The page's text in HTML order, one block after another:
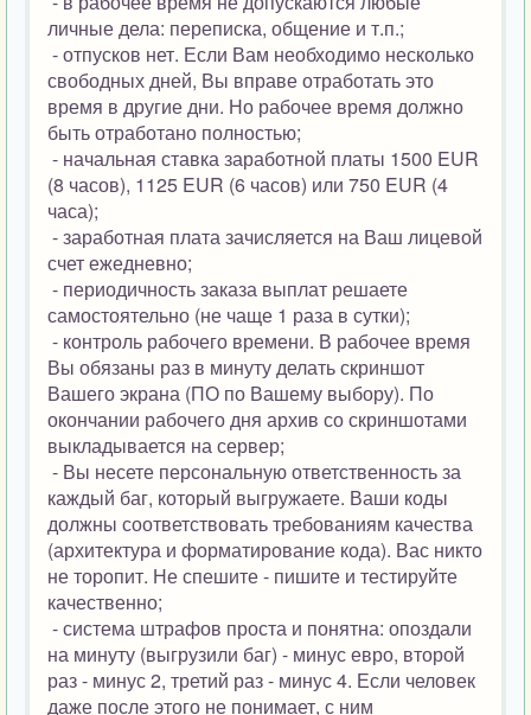
личные дела: переписка, общение и т.п.;
- отпусков нет. Если Вам необходимо несколько
свободных дней, Вы вправе отработать это
время в другие дни. Но рабочее время должно
быть отработано полностью;
- начальная ставка заработной платы 1500 EUR
(8 часов), 1125 EUR (6 часов) или 750 EUR (4
часа);
- заработная плата зачисляется на Ваш лицевой
счет ежедневно;
- периодичность заказа выплат решаете
самостоятельно (не чаще 1 раза в сутки);
- контроль рабочего времени. В рабочее время
Вы обязаны раз в минуту делать скриншот
Вашего экрана (ПО по Вашему выбору). По
окончании рабочего дня архив со скриншотами
выкладывается на сервер;
- Вы несете персональную ответственность за
каждый баг, который выгружаете. Ваши коды
должны соответствовать требованиям качества
(архитектура и форматирование кода). Вас никто
не торопит. Не спешите - пишите и тестируйте
качественно;
- система штрафов проста и понятна: опоздали
на минуту (выгрузили баг) - минус евро, второй
раз - минус 2, третий раз - минус 4. Если человек
даже после этого не понимает, с ним